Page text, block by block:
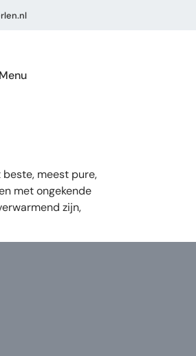
Menu
meest pure,
met ongekende
zijn,